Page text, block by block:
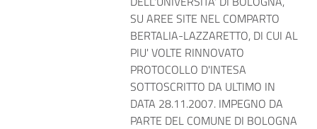
SU AREE SITE NEL COMPARTO
BERTALIA-LAZZARETTO, DI CUI AL
PIU' VOLTE RINNOVATO
PROTOCOLLO D'INTESA
SOTTOSCRITTO DA ULTIMO IN
DATA 28.11.2007. IMPEGNO DA
PARTE DEL COMUNE DI BOLOGNA